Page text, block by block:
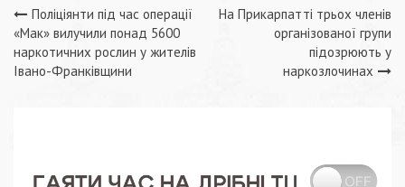
Навігація
записів
Поліціянти під час операції
«Мак» вилучили понад 5600
наркотичних рослин у жителів
Івано-Франківщини
На Прикарпатті трьох членів
організованої групи
підозрюють у
наркозлочинах